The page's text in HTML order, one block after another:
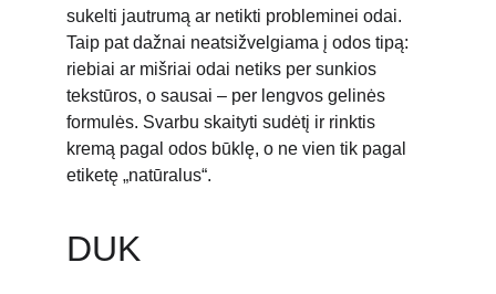
sukelti jautrumą ar netikti probleminei odai.
Taip pat dažnai neatsižvelgiama į odos tipą:
riebiai ar mišriai odai netiks per sunkios
tekstūros, o sausai – per lengvos gelinės
formulės. Svarbu skaityti sudėtį ir rinktis
kremą pagal odos būklę, o ne vien tik pagal
etiketę „natūralus“.
DUK